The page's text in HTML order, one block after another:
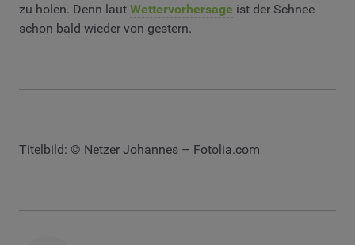
zu holen. Denn laut Wettervorhersage ist der Schnee
schon bald wieder von gestern.
Titelbild: © Netzer Johannes – Fotolia.com